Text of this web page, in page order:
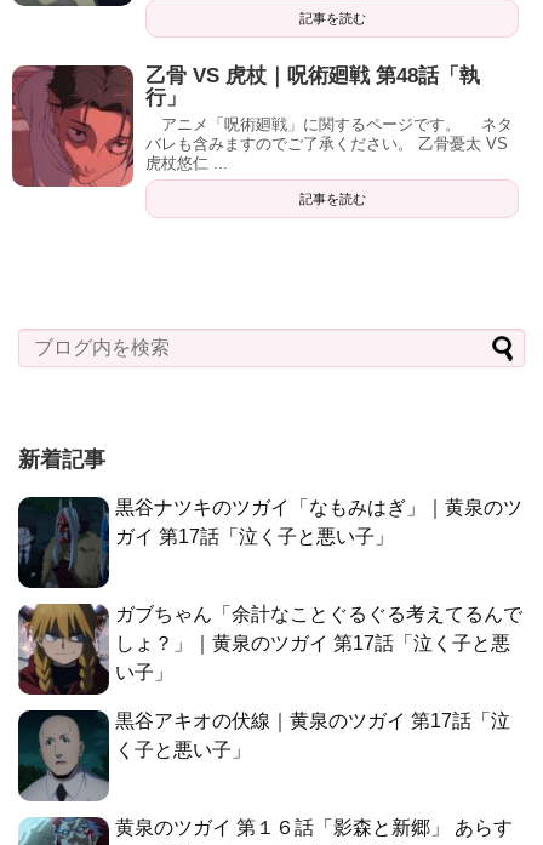
記事を読む
乙骨 VS 虎杖｜呪術廻戦 第48話「執
行」
アニメ「呪術廻戦」に関するページです。 ネタ
バレも含みますのでご了承ください。 乙骨憂太 VS
虎杖悠仁 ...
記事を読む
新着記事
黒谷ナツキのツガイ「なもみはぎ」｜黄泉のツ
ガイ 第17話「泣く子と悪い子」
ガブちゃん「余計なことぐるぐる考えてるんで
しょ？」｜黄泉のツガイ 第17話「泣く子と悪
い子」
黒谷アキオの伏線｜黄泉のツガイ 第17話「泣
く子と悪い子」
黄泉のツガイ 第１６話「影森と新郷」 あらす